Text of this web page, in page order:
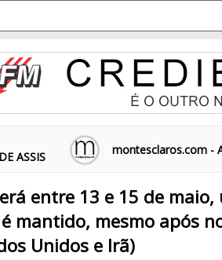
ASSIS
montesclaros.com -
entre 13 e 15 de maio,
mantido, mesmo após
Unidos e Irã)